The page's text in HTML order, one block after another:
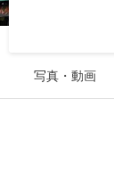
写真・動画